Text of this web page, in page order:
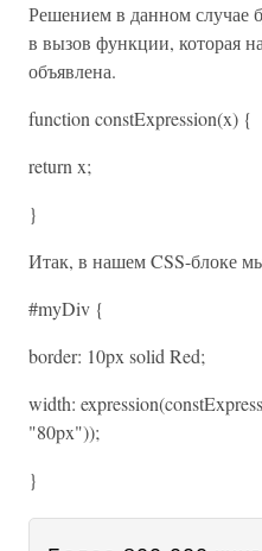
Решением в данном случае
в вызов функции, которая
объявлена.
function constExpression(x) {
return x;
}
Итак, в нашем CSS-блоке
#myDiv {
border: 10px solid Red;
width:
"80px"));
}